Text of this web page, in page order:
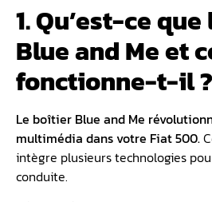
1. Qu’est-ce
Blue and Me et
fonctionne-t-il ?
Le boîtier Blue and Me
multimédia dans votre Fiat 500.
intègre plusieurs technologies
conduite.